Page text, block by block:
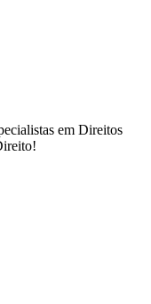
em Direitos